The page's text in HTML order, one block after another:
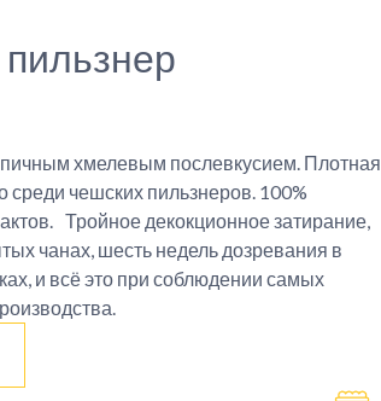
хмелевым послевкусием. Плотная
среди чешских пильзнеров. 100%
Тройное декокционное затирание,
чанах, шесть недель дозревания в
и всё это при соблюдении самых